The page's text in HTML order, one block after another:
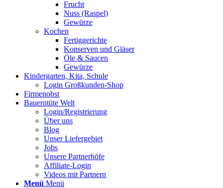
Frucht
Nuss (Raspel)
Gewürze
Kochen
Fertiggerichte
Konserven und Gläser
Öle & Saucen
Gewürze
Kindergarten, Kita, Schule
Login Großkunden-Shop
Firmenobst
Bauerntüte Welt
Login/Registrierung
Über uns
Blog
Unser Liefergebiet
Jobs
Unsere Partnerhöfe
Affiliate-Login
Videos mit Partnern
Menü Menü